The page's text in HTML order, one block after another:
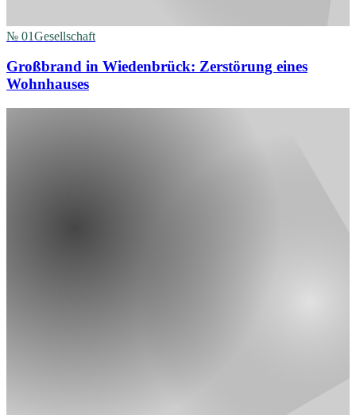
№ 01Gesellschaft
Großbrand in Wiedenbrück: Zerstörung eines
Wohnhauses